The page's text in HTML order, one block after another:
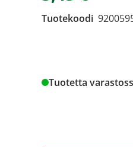
Tuotekoodi
Tuotetta